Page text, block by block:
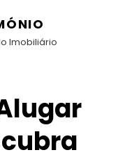
Imobiliário